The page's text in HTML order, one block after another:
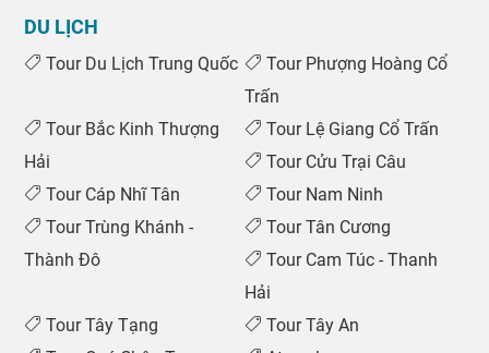
DU LỊCH
Tour Du Lịch Trung Quốc
Tour Phượng Hoàng Cổ
Trấn
Tour Bắc Kinh Thượng
Hải
Tour Lệ Giang Cổ Trấn
Tour Cửu Trại Câu
Tour Cáp Nhĩ Tân
Tour Nam Ninh
Tour Trùng Khánh -
Thành Đô
Tour Tân Cương
Tour Cam Túc - Thanh
Hải
Tour Tây Tạng
Tour Tây An